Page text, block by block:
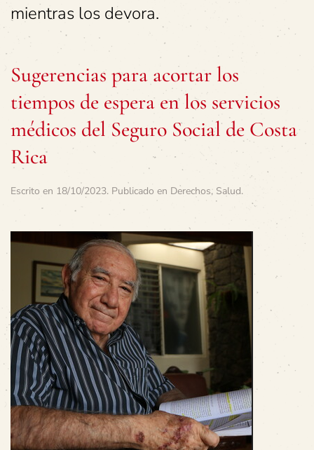
mientras los devora.
Sugerencias para acortar los
tiempos de espera en los servicios
médicos del Seguro Social de Costa
Rica
Escrito en 18/10/2023. Publicado en Derechos, Salud.